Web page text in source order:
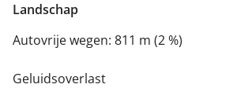
Landschap
Autovrije wegen: 811 m (2 %)
Geluidsoverlast